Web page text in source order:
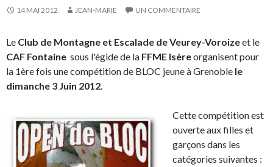
14 MAI 2012 JEAN-MARIE UN COMMENTAIRE
Le Club de Montagne et Escalade de Veurey-Voroizeet le
CAF Fontaine sous l'égide de la FFME Isèreorganisent pour
la 1ère fois une compétition de BLOC jeune à Grenoble le
dimanche 3 Juin 2012.
Cette compétition est
ouverte aux filles et
garçons dans les
catégories suivantes :